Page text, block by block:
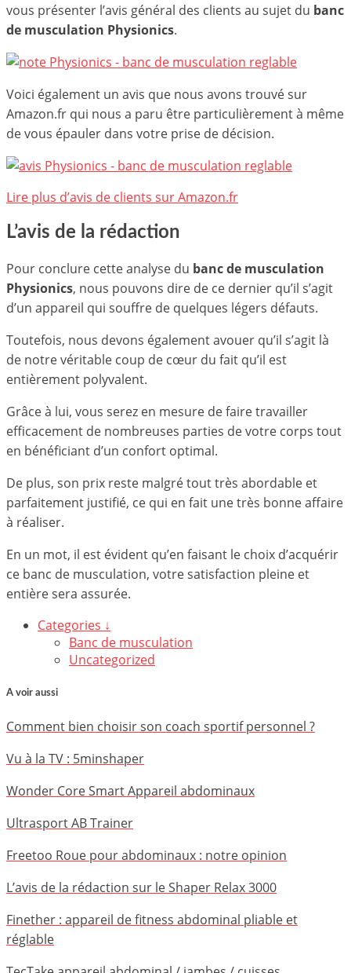
vous présenter l’avis général des clients au sujet du banc
de musculation Physionics.
Voici également un avis que nous avons trouvé sur
Amazon.fr qui nous a paru être particulièrement à même
de vous épauler dans votre prise de décision.
Lire plus d’avis de clients sur Amazon.fr
L’avis de la rédaction
Pour conclure cette analyse du banc de musculation
Physionics, nous pouvons dire de ce dernier qu’il s’agit
d’un appareil qui souffre de quelques légers défauts.
Toutefois, nous devons également avouer qu’il s’agit là
de notre véritable coup de cœur du fait qu’il est
entièrement polyvalent.
Grâce à lui, vous serez en mesure de faire travailler
efficacement de nombreuses parties de votre corps tout
en bénéficiant d’un confort optimal.
De plus, son prix reste malgré tout très abordable et
parfaitement justifié, ce qui en fait une très bonne affaire
à réaliser.
En un mot, il est évident qu’en faisant le choix d’acquérir
ce banc de musculation, votre satisfaction pleine et
entière sera assurée.
Categories ↓
Banc de musculation
Uncategorized
A voir aussi
Comment bien choisir son coach sportif personnel ?
Vu à la TV : 5minshaper
Wonder Core Smart Appareil abdominaux
Ultrasport AB Trainer
Freetoo Roue pour abdominaux : notre opinion
L’avis de la rédaction sur le Shaper Relax 3000
Finether : appareil de fitness abdominal pliable et
réglable